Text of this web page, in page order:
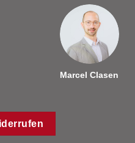
Marcel Clasen